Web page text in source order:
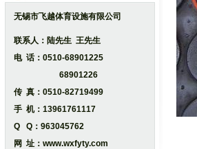
无锡市飞越体育设施有限公司
联系人：陆先生 王先生
电 话：0510-68901225
68901226
传 真：0510-82719499
手 机：13961761117
Q Q：963045762
网 址：www.wxfyty.com